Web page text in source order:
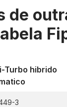
de
Turbo hibrido
3